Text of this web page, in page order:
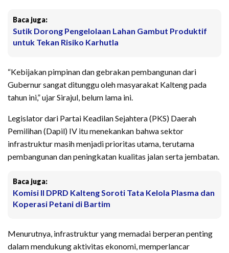
Baca juga:
Sutik Dorong Pengelolaan Lahan Gambut Produktif
untuk Tekan Risiko Karhutla
“Kebijakan pimpinan dan gebrakan pembangunan dari
Gubernur sangat ditunggu oleh masyarakat Kalteng pada
tahun ini,” ujar Sirajul, belum lama ini.
Legislator dari Partai Keadilan Sejahtera (PKS) Daerah
Pemilihan (Dapil) IV itu menekankan bahwa sektor
infrastruktur masih menjadi prioritas utama, terutama
pembangunan dan peningkatan kualitas jalan serta jembatan.
Baca juga:
Komisi II DPRD Kalteng Soroti Tata Kelola Plasma dan
Koperasi Petani di Bartim
Menurutnya, infrastruktur yang memadai berperan penting
dalam mendukung aktivitas ekonomi, memperlancar